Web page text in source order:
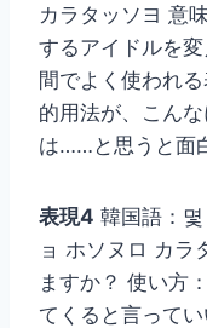
カラタッソヨ 意
するアイドルを
間でよく使われ
的用法が、こん
は……と思うと面
表現4 韓国語：
ョ ホソヌロ カラ
ますか？ 使い方
てくると言って